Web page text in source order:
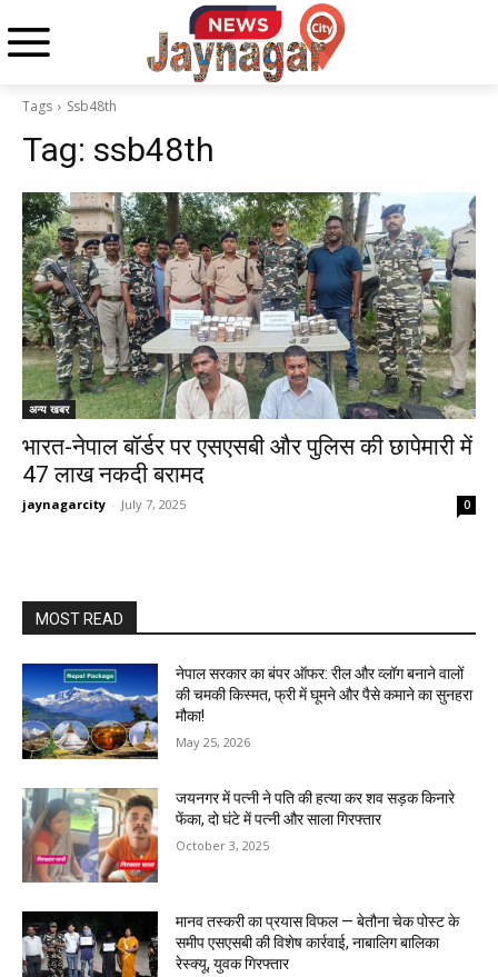
Tags Ssb48th
Tag: ssb48th
अन्य खबर
भारत-नेपाल बॉर्डर पर एसएसबी और पुलिस की छापेमारी में
47 लाख नकदी बरामद
jaynagarcity - July 7, 2025 0
MOST READ
नेपाल सरकार का बंपर ऑफर: रील और व्लॉग बनाने वालों
की चमकी किस्मत, फ्री में घूमने और पैसे कमाने का सुनहरा
मौका!
May 25, 2026
जयनगर में पत्नी ने पति की हत्या कर शव सड़क किनारे
फेंका, दो घंटे में पत्नी और साला गिरफ्तार
October 3, 2025
मानव तस्करी का प्रयास विफल — बेतौना चेक पोस्ट के
समीप एसएसबी की विशेष कार्रवाई, नाबालिग बालिका
रेस्क्यू, युवक गिरफ्तार